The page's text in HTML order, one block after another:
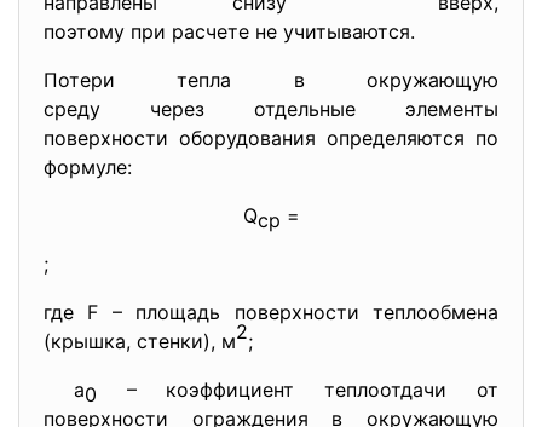
поэтому при расчете не учитываются.
Потери тепла в окружающую
среду через отдельные элементы
поверхности оборудования определяются по
формуле:
Qср =
;
где F – площадь поверхности теплообмена
(крышка, стенки), м2;
a0 – коэффициент теплоотдачи от
поверхности ограждения в окружающую